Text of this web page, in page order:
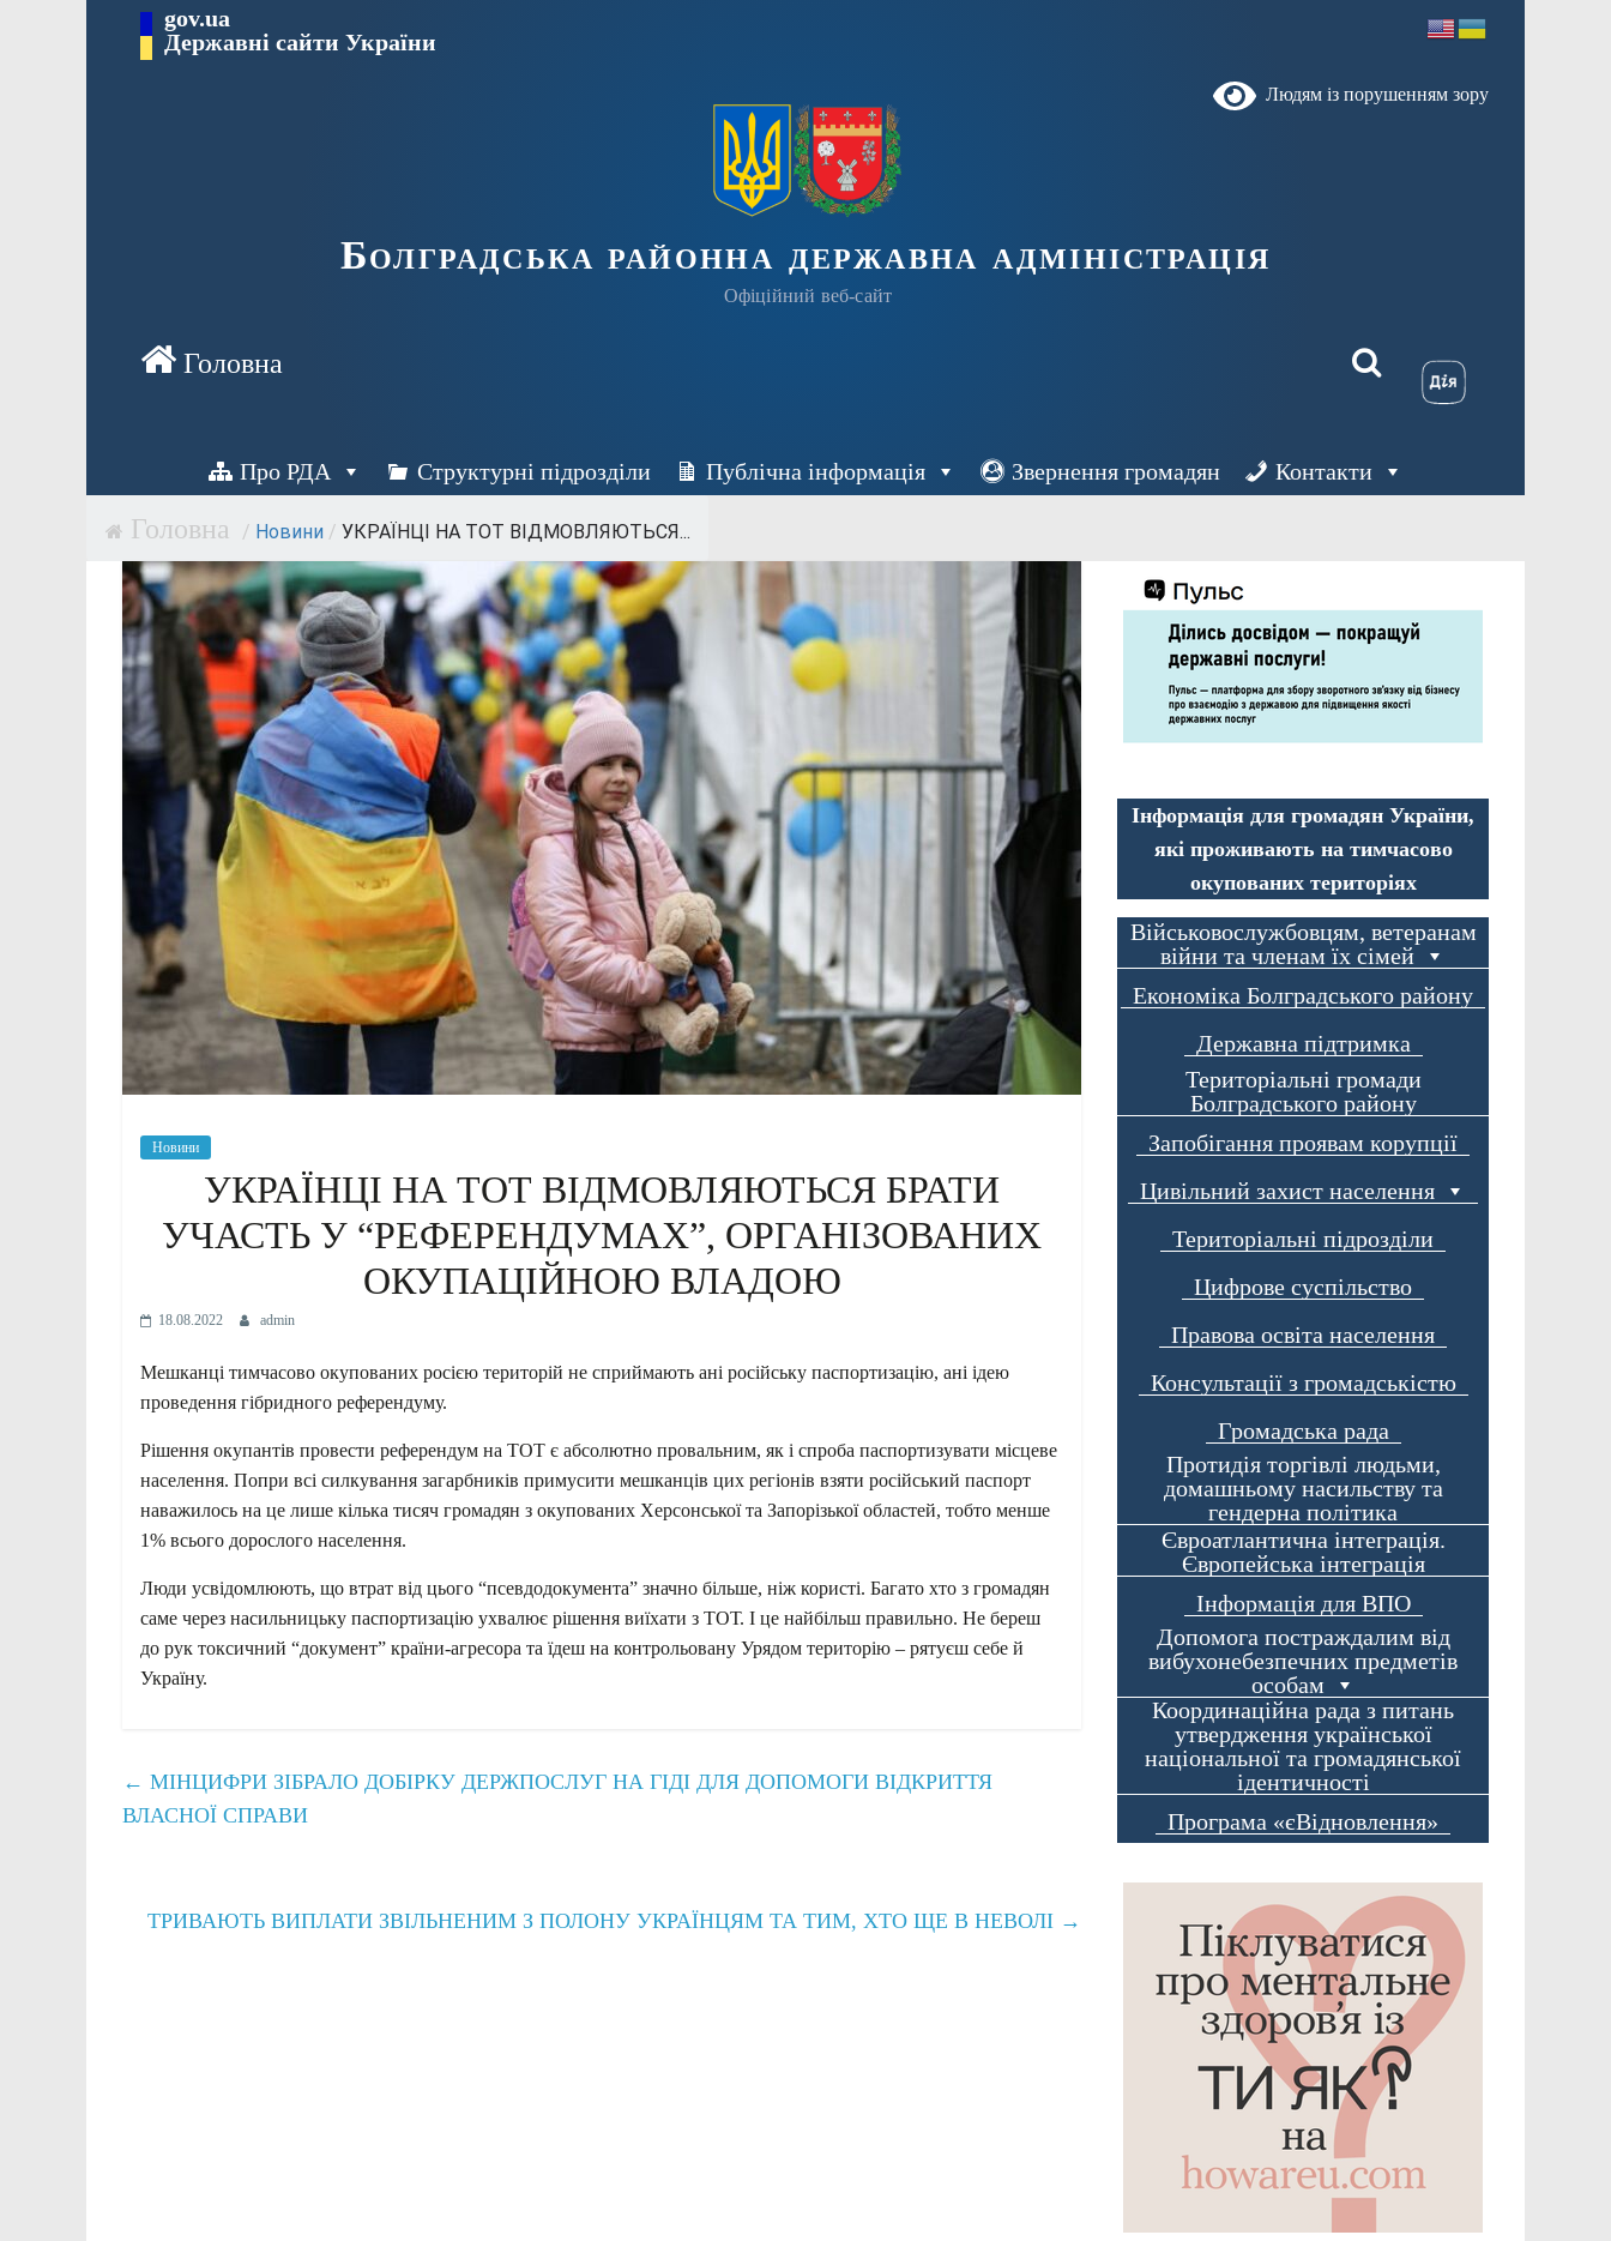
Перейти gov.ua
Державні сайти України
Людям із порушенням зору
Болградська районна державна адміністрація
Офіційний веб-сайт
Про РДА Структурні підрозділи Публічна інформація Звернення громадян Контакти
/ Новини / УКРАЇНЦІ НА ТОТ ВІДМОВЛЯЮТЬСЯ...
Новини
УКРАЇНЦІ НА ТОТ ВІДМОВЛЯЮТЬСЯ БРАТИ
УЧАСТЬ У “РЕФЕРЕНДУМАХ”, ОРГАНІЗОВАНИХ
ОКУПАЦІЙНОЮ ВЛАДОЮ
18.08.2022 admin
Мешканці тимчасово окупованих росією територій не сприймають ані російську паспортизацію, ані ідею
проведення гібридного референдуму.
Рішення окупантів провести референдум на ТОТ є абсолютно провальним, як і спроба паспортизувати місцеве
населення. Попри всі силкування загарбників примусити мешканців цих регіонів взяти російський паспорт
наважилось на це лише кілька тисяч громадян з окупованих Херсонської та Запорізької областей, тобто менше
1% всього дорослого населення.
Люди усвідомлюють, що втрат від цього “псевдодокумента” значно більше, ніж користі. Багато хто з громадян
саме через насильницьку паспортизацію ухвалює рішення виїхати з ТОТ. І це найбільш правильно. Не береш
до рук токсичний “документ” країни-агресора та їдеш на контрольовану Урядом територію – рятуєш себе й
Україну.
← МІНЦИФРИ ЗІБРАЛО ДОБІРКУ ДЕРЖПОСЛУГ НА ГІДІ ДЛЯ ДОПОМОГИ ВІДКРИТТЯ
ВЛАСНОЇ СПРАВИ
ТРИВАЮТЬ ВИПЛАТИ ЗВІЛЬНЕНИМ З ПОЛОНУ УКРАЇНЦЯМ ТА ТИМ, ХТО ЩЕ В НЕВОЛІ →
Інформація для громадян України,
які проживають на тимчасово
окупованих територіях
Військовослужбовцям, ветеранам
війни та членам їх сімей
Економіка Болградського району
Державна підтримка
Територіальні громади
Болградського району
Запобігання проявам корупції
Цивільний захист населення
Територіальні підрозділи
Цифрове суспільство
Правова освіта населення
Консультації з громадськістю
Громадська рада
Протидія торгівлі людьми,
домашньому насильству та
гендерна політика
Євроатлантична інтеграція.
Європейська інтеграція
Інформація для ВПО
Допомога постраждалим від
вибухонебезпечних предметів
особам
Координаційна рада з питань
утвердження української
національної та громадянської
ідентичності
Програма «єВідновлення»